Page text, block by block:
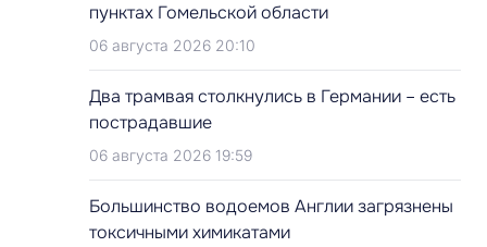
пунктах Гомельской области
06 августа 2026 20:10
Два трамвая столкнулись в Германии – есть
пострадавшие
06 августа 2026 19:59
Большинство водоемов Англии загрязнены
токсичными химикатами